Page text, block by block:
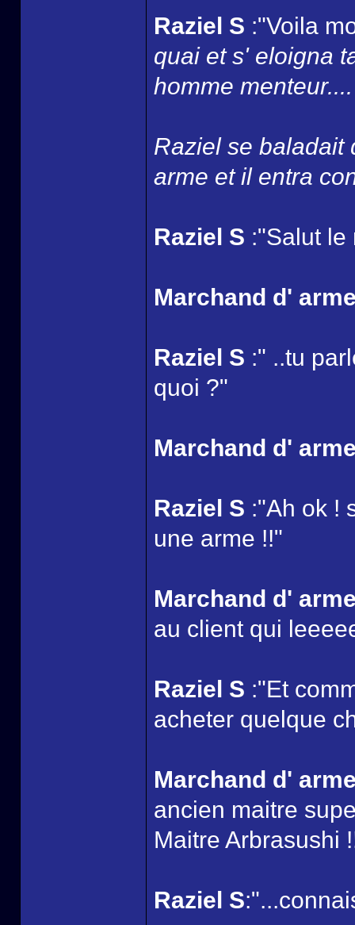
Raziel S :"Voila
quai et s' eloigna
homme menteur....
Raziel se baladait
arme et il entra
Raziel S :"Salut le
Marchand d'
Raziel S :" ..tu
quoi ?"
Marchand d'
Raziel S :"Ah ok !
une arme !!"
Marchand d'
au client qui
Raziel S :"Et
acheter quelque
Marchand d'
ancien maitre
Maitre Arbrasushi
Raziel S